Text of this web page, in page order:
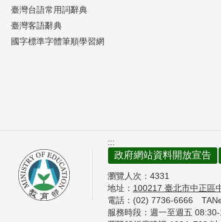
臺灣台語常用詞辭典
臺灣客語辭典
國字標準字體筆順學習網
:::
政府網站資料開放宣告
瀏覽人次： 4331
地址： 100217 臺北市中正區
電話：(02) 7736-6666
服務時段：週一至週五 08:30-